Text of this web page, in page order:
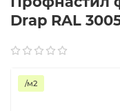
Drap RAL
/м2